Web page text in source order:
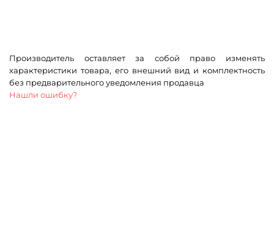
Производитель оставляет за собой право изменять
характеристики товара, его внешний вид и комплектность
без предварительного уведомления продавца
Нашли ошибку?